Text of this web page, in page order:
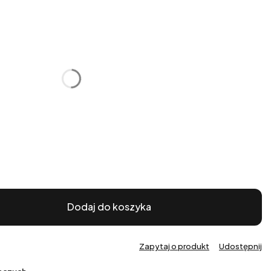
Dodaj do koszyka
Zapytaj o produkt Udostępnij